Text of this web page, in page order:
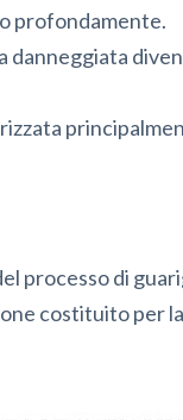
profondamente.
danneggiata
processo di
costituito per